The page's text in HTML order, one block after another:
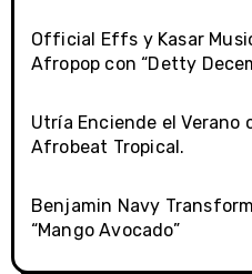
Official Effs y Kasar
Afropop con “Detty
Utría Enciende el Verano
Afrobeat Tropical.
Benjamin Navy
“Mango Avocado”